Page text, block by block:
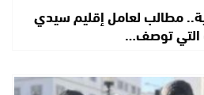
مطالب لعامل إقليم سيدي
التي توصف…